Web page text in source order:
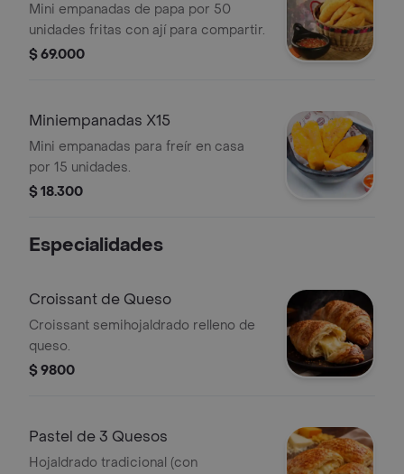
Mini empanadas de papa por 50
unidades fritas con ají para compartir.
$ 69.000
Miniempanadas X15
Mini empanadas para freír en casa
por 15 unidades.
$ 18.300
Especialidades
Croissant de Queso
Croissant semihojaldrado relleno de
queso.
$ 9800
Pastel de 3 Quesos
Hojaldrado tradicional (con